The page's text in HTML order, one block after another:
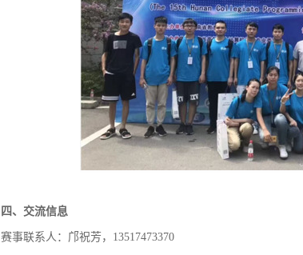
四、 交流信息
赛事联系人：邝祝芳，13517473370